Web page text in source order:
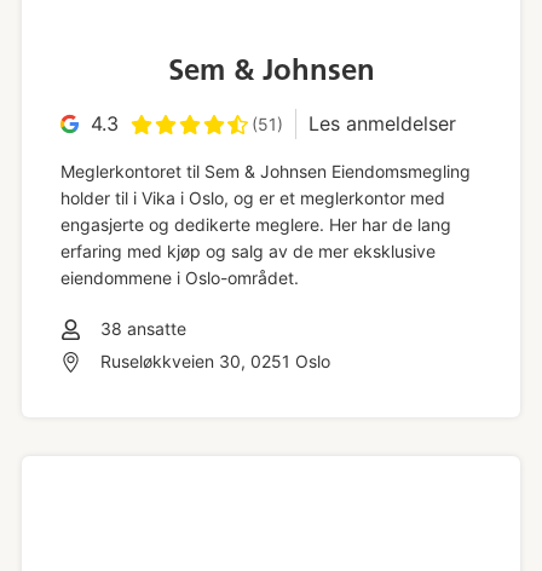
Sem & Johnsen
4.3 (51) Les anmeldelser
Meglerkontoret til Sem & Johnsen Eiendomsmegling
holder til i Vika i Oslo, og er et meglerkontor med
engasjerte og dedikerte meglere. Her har de lang
erfaring med kjøp og salg av de mer eksklusive
eiendommene i Oslo-området.
38 ansatte
Ruseløkkveien 30, 0251 Oslo